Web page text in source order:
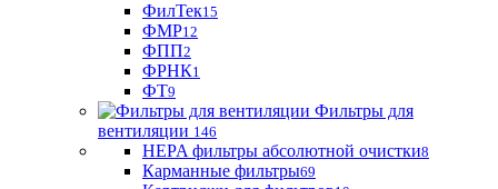
ФилТек15
ФМР12
ФПП2
ФРНК1
ФТ9
Фильтры для
вентиляции 146
HEPA фильтры абсолютной очистки8
Карманные фильтры69